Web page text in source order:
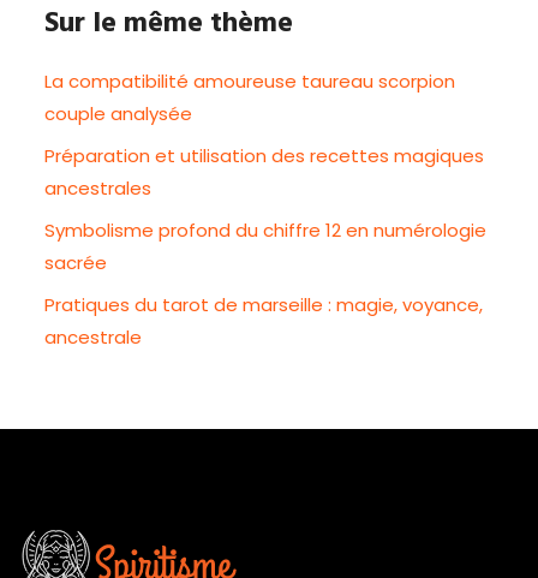
Sur le même thème
La compatibilité amoureuse taureau scorpion
couple analysée
Préparation et utilisation des recettes magiques
ancestrales
Symbolisme profond du chiffre 12 en numérologie
sacrée
Pratiques du tarot de marseille : magie, voyance,
ancestrale